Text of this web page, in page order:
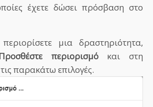
έχετε δώσει πρόσβαση στο
μια δραστηριότητα,
περιορισμόκαι στη
παρακάτω επιλογές.